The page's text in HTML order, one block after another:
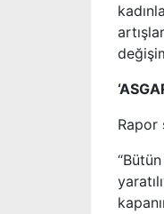
Rapor